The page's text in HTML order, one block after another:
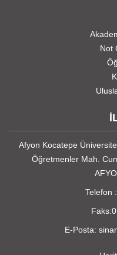
Not
Afyon Kocatepe
Öğretmenler Mah.
Telefon :
E-Posta: